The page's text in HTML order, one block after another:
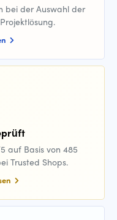
bei der Auswahl der
auf Basis von 485
Trusted Shops.